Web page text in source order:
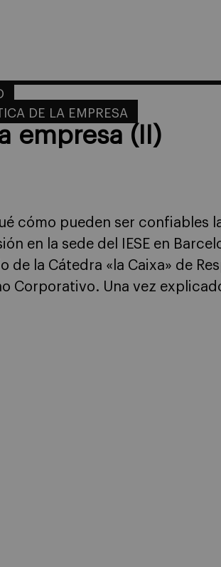
DE LA EMPRESA
empresa (II)
cómo pueden ser confiables
en la sede del IESE en
de la Cátedra «la Caixa» de
Corporativo. Una vez